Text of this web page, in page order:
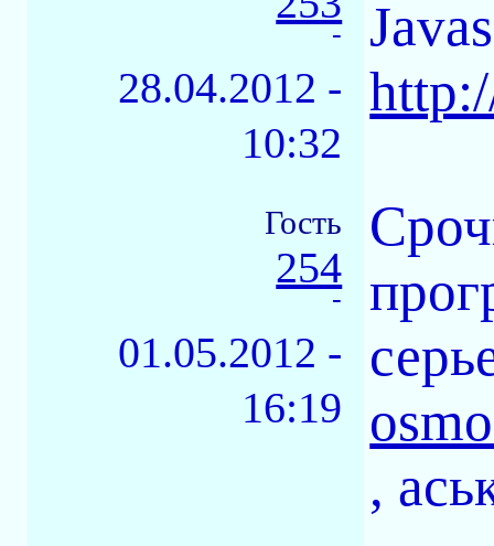
-
28.04.2012 -
10:32
Гость
254
-
01.05.2012 -
16:19
,